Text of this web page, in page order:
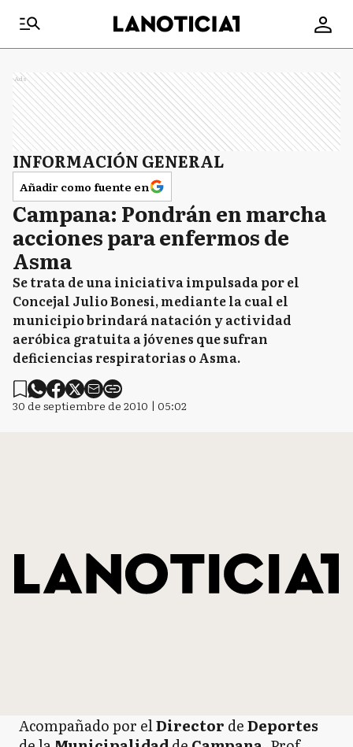
Ads
INFORMACIÓN GENERAL
Añadir como fuente en
Campana: Pondrán en marcha
acciones para enfermos de
Asma
Se trata de una iniciativa impulsada por el
Concejal Julio Bonesi, mediante la cual el
municipio brindará natación y actividad
aeróbica gratuita a jóvenes que sufran
deficiencias respiratorias o Asma.
30 de septiembre de 2010 | 05:02
Acompañado por elDirector deDeportes